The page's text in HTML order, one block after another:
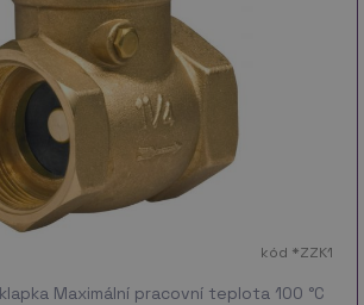
kód *ZZK1
Maximální pracovní teplota 100 °C